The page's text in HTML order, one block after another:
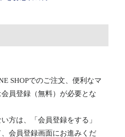
SHOPでのご注文、便利なマ
員登録（無料）が必要とな
方は、「会員登録をする」
会員登録画面にお進みくだ